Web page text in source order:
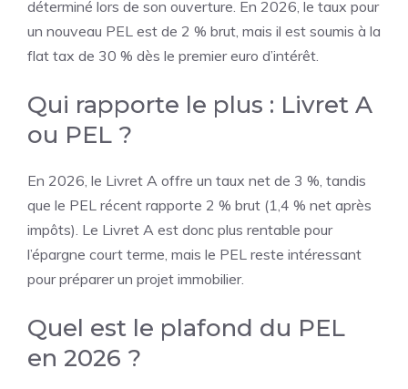
déterminé lors de son ouverture. En 2026, le taux pour
un nouveau PEL est de 2 % brut, mais il est soumis à la
flat tax de 30 % dès le premier euro d’intérêt.
Qui rapporte le plus : Livret A
ou PEL ?
En 2026, le Livret A offre un taux net de 3 %, tandis
que le PEL récent rapporte 2 % brut (1,4 % net après
impôts). Le Livret A est donc plus rentable pour
l’épargne court terme, mais le PEL reste intéressant
pour préparer un projet immobilier.
Quel est le plafond du PEL
en 2026 ?